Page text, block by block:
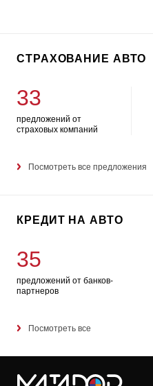
СТРАХОВАНИЕ АВТО
33
предложений от
страховых компаний
Посмотреть все предложения
КРЕДИТ НА АВТО
35
предложений от банков-
партнеров
Посмотреть все